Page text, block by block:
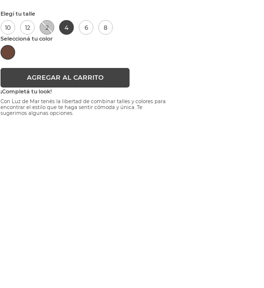
10 12 2 4 6 8
AGREGAR AL CARRITO
¡Completá tu look!
Con Luz de Mar tenés la libertad de combinar talles y colores para
encontrar el estilo que te haga sentir cómoda y única. Te
sugerimos algunas opciones.